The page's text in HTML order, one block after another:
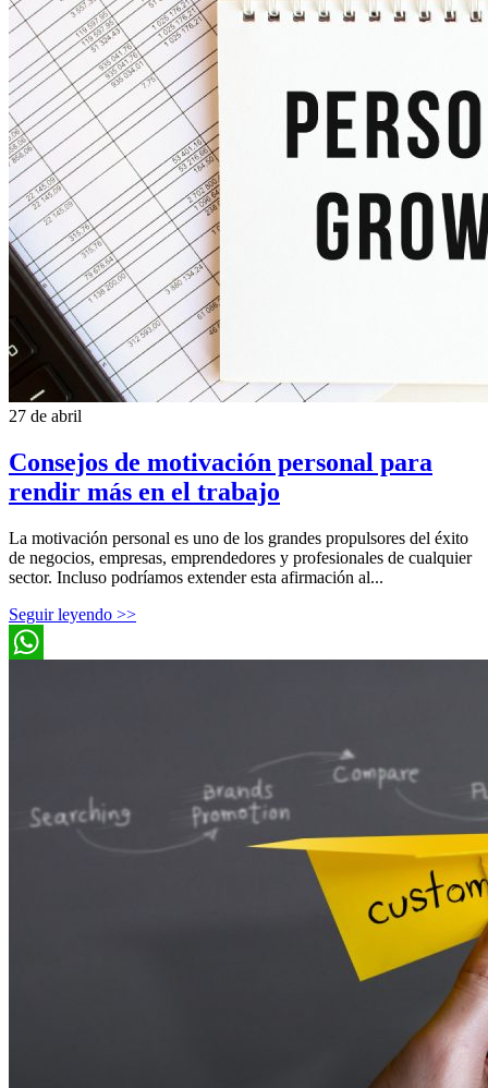
27 de abril
Consejos de motivación personal para
rendir más en el trabajo
La motivación personal es uno de los grandes propulsores del éxito
de negocios, empresas, emprendedores y profesionales de cualquier
sector. Incluso podríamos extender esta afirmación al...
Seguir leyendo >>